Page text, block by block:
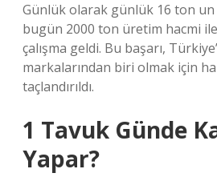
Günlük olarak günlük 16 ton
bugün 2000 ton üretim hacmi ile
çalışma geldi. Bu başarı,
markalarından biri olmak için
taçlandırıldı.
1 Tavuk Günde
Yapar?